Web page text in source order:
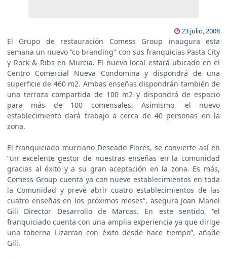
23 julio, 2008
El Grupo de restauración Comess Group inaugura esta
semana un nuevo “co branding” con sus franquicias Pasta City
y Rock & Ribs en Murcia. El nuevo local estará ubicado en el
Centro Comercial Nueva Condomina y dispondrá de una
superficie de 460 m2. Ambas enseñas dispondrán también de
una terraza compartida de 100 m2 y dispondrá de espacio
para más de 100 comensales. Asimismo, el nuevo
establecimiento dará trabajo a cerca de 40 personas en la
zona.
El franquiciado murciano Deseado Flores, se convierte así en
“un excelente gestor de nuestras enseñas en la comunidad
gracias al éxito y a su gran aceptación en la zona. Es más,
Comess Group cuenta ya con nueve establecimientos en toda
la Comunidad y prevé abrir cuatro establecimientos de las
cuatro enseñas en los próximos meses”, asegura Joan Manel
Gili Director Desarrollo de Marcas. En este sentido, “el
franquiciado cuenta con una amplia experiencia ya que dirige
una taberna Lizarran con éxito desde hace tiempo”, añade
Gili.